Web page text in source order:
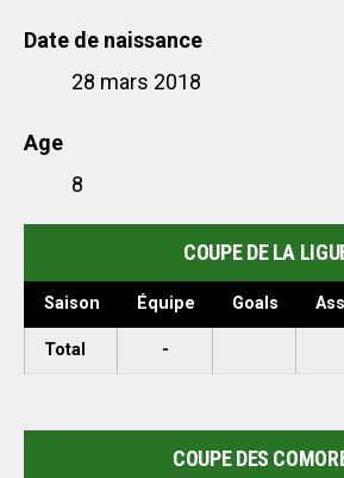
Date de naissance
28 mars 2018
Age
8
COUPE DE LA
Saison Équipe Goals
Total -
COUPE DES